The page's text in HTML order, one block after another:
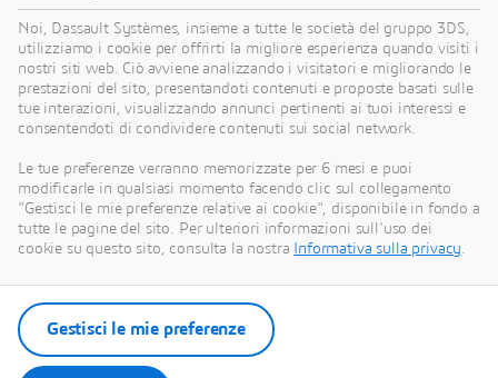
Noi, Dassault Systèmes, insieme a tutte le società del gruppo 3DS,
utilizziamo i cookie per offrirti la migliore esperienza quando visiti i
nostri siti web. Ciò avviene analizzando i visitatori e migliorando le
prestazioni del sito, presentandoti contenuti e proposte basati sulle
tue interazioni, visualizzando annunci pertinenti ai tuoi interessi e
consentendoti di condividere contenuti sui social network.
Le tue preferenze verranno memorizzate per 6 mesi e puoi
modificarle in qualsiasi momento facendo clic sul collegamento
"Gestisci le mie preferenze relative ai cookie", disponibile in fondo a
tutte le pagine del sito. Per ulteriori informazioni sull'uso dei
cookie su questo sito, consulta la nostra
Informativa sulla privacy.
Gestisci le mie preferenze